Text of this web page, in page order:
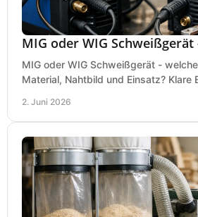
MIG oder WIG Schweißgerät
MIG oder WIG Schweißgerät -
Material, Nahtbild und Einsatz? Klare
2. Juni 2026